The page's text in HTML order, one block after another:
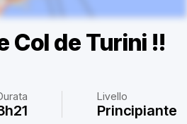
Col de Turini !!
Livello
Principiante